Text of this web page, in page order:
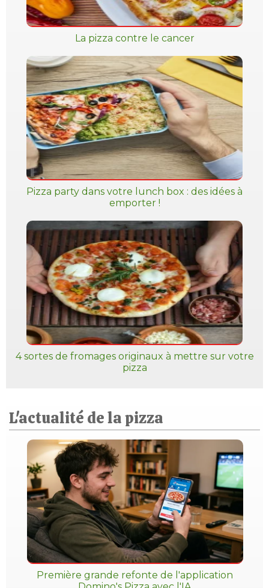
La pizza contre le cancer
Pizza party dans votre lunch box : des idées à
emporter !
4 sortes de fromages originaux à mettre sur votre
pizza
L'actualité de la pizza
Première grande refonte de l'application